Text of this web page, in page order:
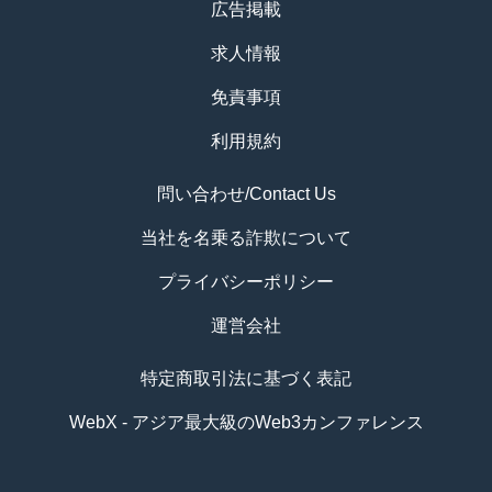
広告掲載
求人情報
免責事項
利用規約
問い合わせ/Contact Us
当社を名乗る詐欺について
プライバシーポリシー
運営会社
特定商取引法に基づく表記
WebX - アジア最大級のWeb3カンファレンス